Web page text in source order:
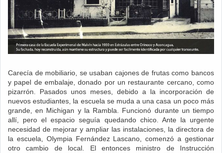
Carecía de mobiliario, se usaban cajones de frutas como bancos
y papel de embalaje, donado por un restaurante cercano, como
pizarrón. Pasados unos meses, debido a la incorporación de
nuevos estudiantes, la escuela se muda a una casa un poco más
grande, en Michigan y la Rambla. Funcionó durante un tiempo
allí, pero el espacio seguía quedando chico. Ante la urgente
necesidad de mejorar y ampliar las instalaciones, la directora de
la escuela, Olympia Fernández Lascano, comenzó a gestionar
otro cambio de local. El entonces ministro de Instrucción